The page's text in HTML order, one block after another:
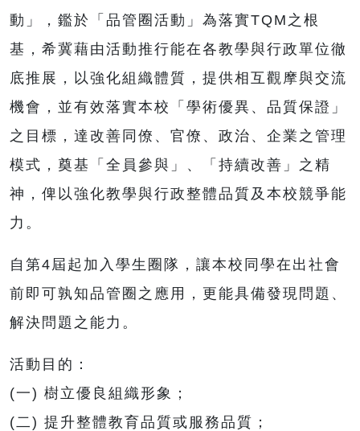
動」，鑑於「品管圈活動」為落實TQM之根
基，希冀藉由活動推行能在各教學與行政單位徹
底推展，以強化組織體質，提供相互觀摩與交流
機會，並有效落實本校「學術優異、品質保證」
之目標，達改善同僚、官僚、政治、企業之管理
模式，奠基「全員參與」、「持續改善」之精
神，俾以強化教學與行政整體品質及本校競爭能
力。
自第4屆起加入學生圈隊，讓本校同學在出社會
前即可孰知品管圈之應用，更能具備發現問題、
解決問題之能力。
活動目的：
(一) 樹立優良組織形象；
(二) 提升整體教育品質或服務品質；